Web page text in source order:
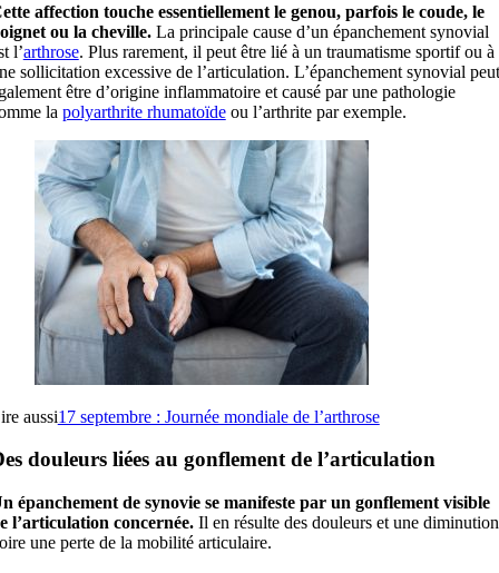
affection touche essentiellement le genou, parfois le coude, le
ou la cheville.La principale cause d’un épanchement synovial
l’arthrose. Plus rarement, il peut être lié à un traumatisme sportif ou à
sollicitation excessive de l’articulation. L’épanchement synovial peut
être d’origine inflammatoire et causé par une pathologie
la polyarthrite rhumatoïdeou l’arthrite par exemple.
aussi17 septembre : Journée mondiale de l’arthrose
douleurs liées au gonflement de l’articulation
épanchement de synovie se manifeste par un gonflement visible
l’articulation concernée.Il en résulte des douleurs et une diminution
une perte de la mobilité articulaire.